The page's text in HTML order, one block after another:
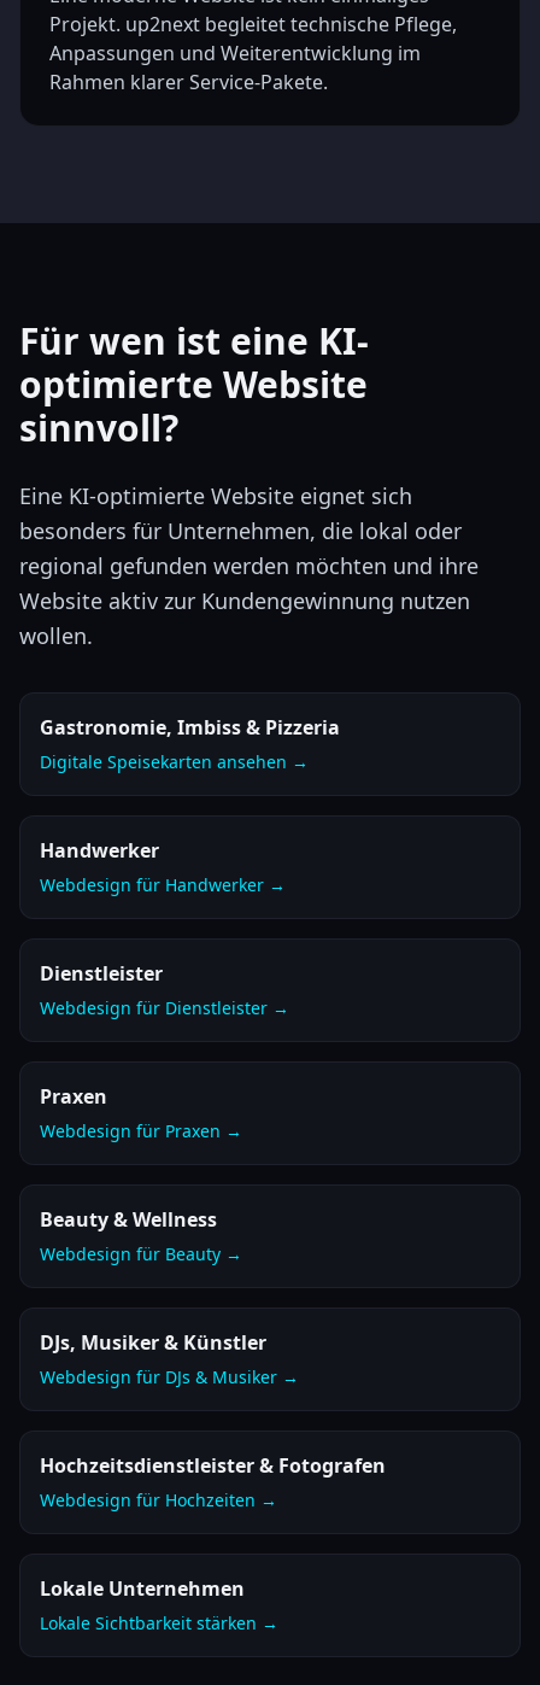
Projekt. up2next begleitet technische Pflege,
Anpassungen und Weiterentwicklung im
Rahmen klarer Service-Pakete.
Für wen ist eine KI-
optimierte Website
sinnvoll?
Eine KI-optimierte Website eignet sich
besonders für Unternehmen, die lokal oder
regional gefunden werden möchten und ihre
Website aktiv zur Kundengewinnung nutzen
wollen.
Gastronomie, Imbiss & Pizzeria
Digitale Speisekarten ansehen →
Handwerker
Webdesign für Handwerker →
Dienstleister
Webdesign für Dienstleister →
Praxen
Webdesign für Praxen →
Beauty & Wellness
Webdesign für Beauty →
DJs, Musiker & Künstler
Webdesign für DJs & Musiker →
Hochzeitsdienstleister & Fotografen
Webdesign für Hochzeiten →
Lokale Unternehmen
Lokale Sichtbarkeit stärken →